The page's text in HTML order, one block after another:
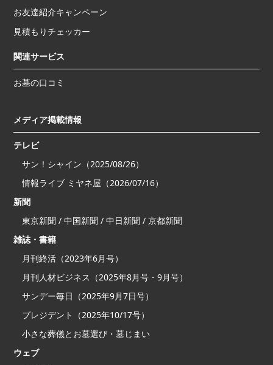
お友達紹介キャンペーン
見積もりチェッカー
関連サービス
お墓の口コミ
メディア掲載情報
テレビ
サン！シャイン（2025/08/26）
情報ライブ ミヤネ屋（2026/07/16）
新聞
東京新聞 / 中国新聞 / 中日新聞 / 京都新聞
雑誌・書籍
月刊終活（2023年6月号）
月刊人材ビジネス（2025年8月号・9月号）
サンデー毎日（2025年9月7日号）
プレジデント（2025年10/17号）
小さな葬儀とお墓選び・墓じまい
ウェブ